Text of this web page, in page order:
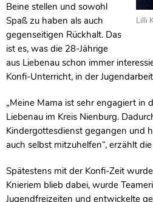
Lilli
Beine stellen und sowohl
Spaß zu haben als auch
gegenseitigen Rückhalt. Das
ist es, was die 28-Jährige
aus Liebenau schon immer
Konfi-Unterricht, in der
„Meine Mama ist sehr engagiert in
Liebenau im Kreis Nienburg.
Kindergottesdienst gegangen und
auch selbst mitzuhelfen“, erzählt
Spätestens mit der Konfi-Zeit
Knieriem blieb dabei, wurde
Jugendfreizeiten und entwickelte